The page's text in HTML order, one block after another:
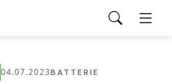
04.07.2023BATTERIE